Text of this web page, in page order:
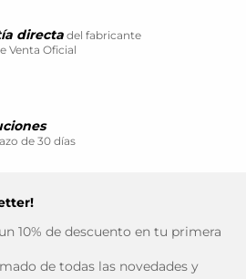
directadel fabricante
Venta Oficial
de 30 días
10% de descuento en tu primera
de todas las novedades y